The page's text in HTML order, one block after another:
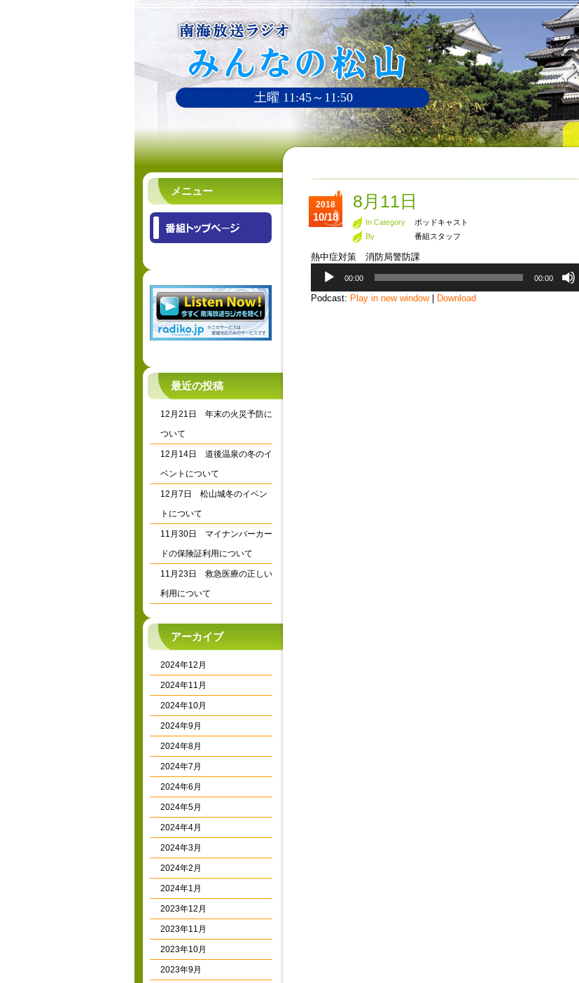
土曜 11:45～11:50
メニュー
最近の投稿
12月21日 年末の火災予防に
ついて
12月14日 道後温泉の冬のイ
ベントについて
12月7日 松山城冬のイベン
トについて
11月30日 マイナンバーカー
ドの保険証利用について
11月23日 救急医療の正しい
利用について
アーカイブ
2024年12月
2024年11月
2024年10月
2024年9月
2024年8月
2024年7月
2024年6月
2024年5月
2024年4月
2024年3月
2024年2月
2024年1月
2023年12月
2023年11月
2023年10月
2023年9月
2018
10/18
8月11日
In Category
ポッドキャスト
By
番組スタッフ
熱中症対策 消防局警防課
プ
00:00 00:00
Podcast: Play in new window| Download